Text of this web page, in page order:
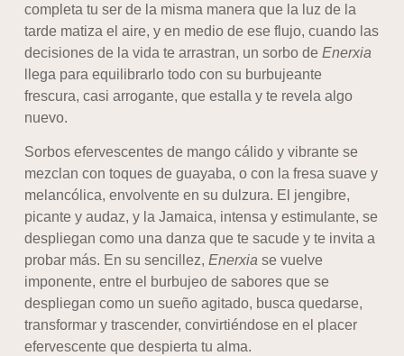
completa tu ser de la misma manera que la luz de la
tarde matiza el aire, y en medio de ese flujo, cuando las
decisiones de la vida te arrastran, un sorbo de Enerxia
llega para equilibrarlo todo con su burbujeante
frescura, casi arrogante, que estalla y te revela algo
nuevo.
Sorbos efervescentes de mango cálido y vibrante se
mezclan con toques de guayaba, o con la fresa suave y
melancólica, envolvente en su dulzura. El jengibre,
picante y audaz, y la Jamaica, intensa y estimulante, se
despliegan como una danza que te sacude y te invita a
probar más. En su sencillez, Enerxia se vuelve
imponente, entre el burbujeo de sabores que se
despliegan como un sueño agitado, busca quedarse,
transformar y trascender, convirtiéndose en el placer
efervescente que despierta tu alma.